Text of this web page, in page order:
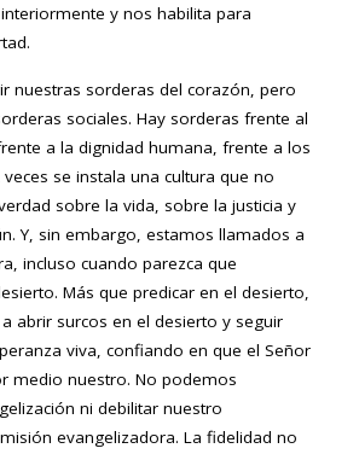
y nos habilita para
nuestras sorderas del corazón, pero
sociales. Hay sorderas frente al
a la dignidad humana, frente a los
se instala una cultura que no
sobre la vida, sobre la justicia y
Y, sin embargo, estamos llamados a
incluso cuando parezca que
Más que predicar en el desierto,
abrir surcos en el desierto y seguir
viva, confiando en que el Señor
medio nuestro. No podemos
ni debilitar nuestro
evangelizadora. La fidelidad no